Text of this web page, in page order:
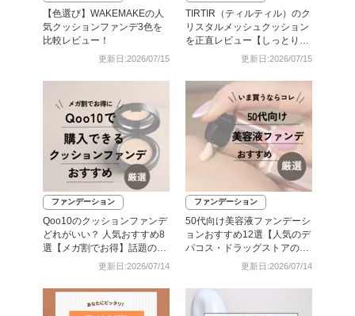
【色選び】WAKEMAKEの人
気クッションファンデ3色を
比較レビュー！
更新日:2026/07/15
TIRTIR（ティルティル）のク
リスタルメッシュクッション
を正直レビュー【しっとり生
更新日:2026/07/15
ファンデーション
Qoo10のクッションファンデ
どれがいい？ 人気おすすめ8
選【メガ割でお得】話題のブ
ランドや口コミも更新日:2026/07/14
ファンデーション
50代向け美容液ファンデーシ
ョンおすすめ12選【人気のデ
パコス・ドラッグストアのプ
更新日:2026/07/14